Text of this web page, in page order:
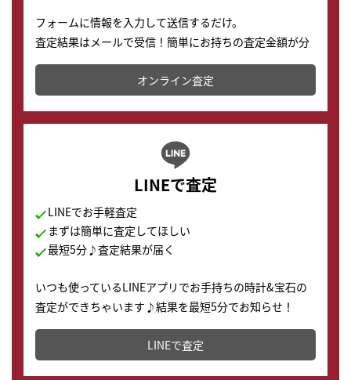
フォームに情報を入力して送信するだけ。
査定結果はメールで受信！簡単にお持ちの査定金額が分
かります。
オンライン査定
LINEで査定
LINEでお手軽査定
まずは簡単に査定してほしい
最短5分♪査定結果が届く
いつも使っているLINEアプリでお手持ちの時計&宝石の
査定ができちゃいます♪結果を最短5分でお知らせ！
どこからでもすぐに査定金額を知ることが出来ます。
LINEで査定